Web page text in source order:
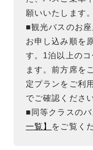
願いいたします。
■観光バスのお
お申し込み順を
す。1泊以上の
ます。前方席を
定プランをご利
でご確認ください
■同等クラスのバ
一覧】 をご覧く